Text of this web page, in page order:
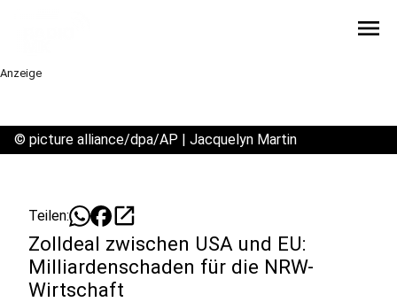
menu
Anzeige
© picture alliance/dpa/AP | Jacquelyn Martin
Teilen: open_in_new
Zolldeal zwischen USA und EU:
Milliardenschaden für die NRW-
Wirtschaft